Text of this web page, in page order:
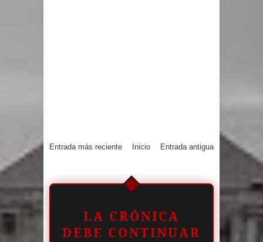
Entrada más reciente Entrada antigua
Inicio
LA CRÓNICA
DEBE CONTINUAR